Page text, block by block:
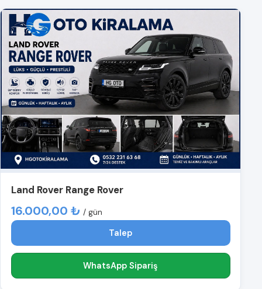
Land Rover Range Rover
16.000,00 ₺ / gün
Talep
WhatsApp Sipariş